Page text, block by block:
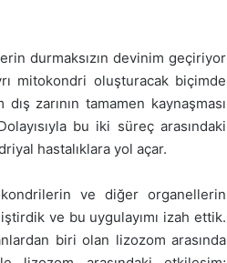
durmaksızın devinim geçiriyor
mitokondri oluşturacak biçimde
zarının tamamen kaynaşması
bu iki süreç arasındaki
hastalıklara yol açar.
ve diğer organellerin
ve bu uygulayımı izah ettik.
biri olan lizozom arasında